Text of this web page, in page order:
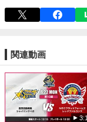
関連動画